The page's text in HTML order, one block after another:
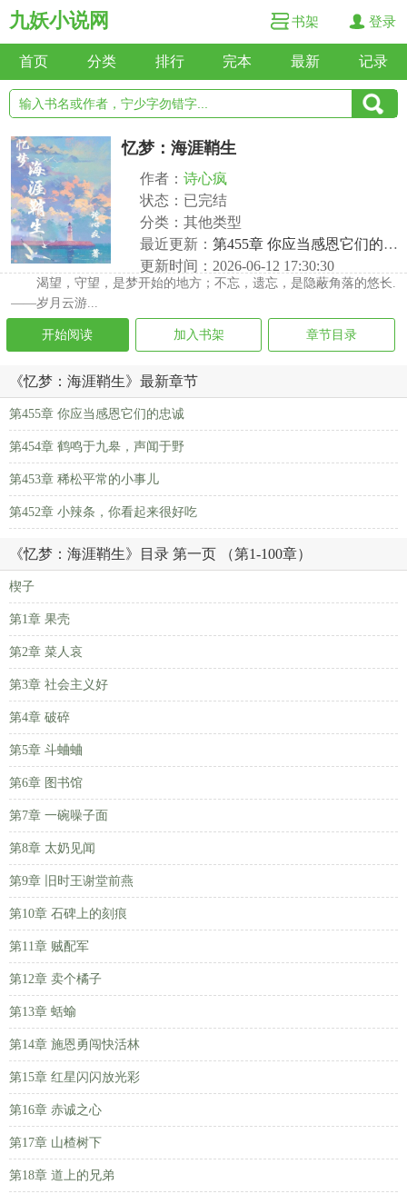
九妖小说网 书架 登录
首页 分类 排行 完本 最新 记录
忆梦：海涯鞘生
作者： 诗心疯
状态：已完结
分类：其他类型
最近更新： 第455章 你应当感恩它们的忠诚
更新时间：2026-06-12 17:30:30
渴望，守望，是梦开始的地方；不忘，遗忘，是隐蔽角落的悠长.
——岁月云游...
开始阅读 加入书架 章节目录
《忆梦：海涯鞘生》最新章节
第455章 你应当感恩它们的忠诚
第454章 鹤鸣于九皋，声闻于野
第453章 稀松平常的小事儿
第452章 小辣条，你看起来很好吃
《忆梦：海涯鞘生》目录 第一页 （第1-100章）
楔子
第1章 果壳
第2章 菜人哀
第3章 社会主义好
第4章 破碎
第5章 斗蛐蛐
第6章 图书馆
第7章 一碗噪子面
第8章 太奶见闻
第9章 旧时王谢堂前燕
第10章 石碑上的刻痕
第11章 贼配军
第12章 卖个橘子
第13章 蛞蝓
第14章 施恩勇闯快活林
第15章 红星闪闪放光彩
第16章 赤诚之心
第17章 山楂树下
第18章 道上的兄弟